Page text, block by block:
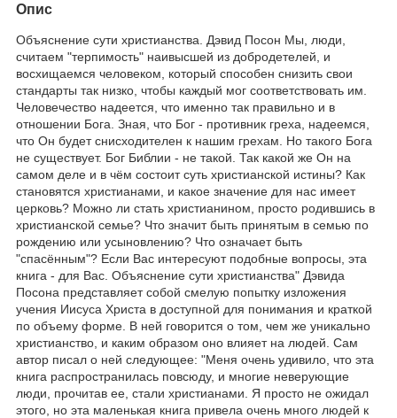
Опис
Объяснение сути христианства. Дэвид Посон Мы, люди,
считаем "терпимость" наивысшей из добродетелей, и
восхищаемся человеком, который способен снизить свои
стандарты так низко, чтобы каждый мог соответствовать им.
Человечество надеется, что именно так правильно и в
отношении Бога. Зная, что Бог - противник греха, надеемся,
что Он будет снисходителен к нашим грехам. Но такого Бога
не существует. Бог Библии - не такой. Так какой же Он на
самом деле и в чём состоит суть христианской истины? Как
становятся христианами, и какое значение для нас имеет
церковь? Можно ли стать христианином, просто родившись в
христианской семье? Что значит быть принятым в семью по
рождению или усыновлению? Что означает быть
"спасённым"? Если Вас интересуют подобные вопросы, эта
книга - для Вас. Объяснение сути христианства" Дэвида
Посона представляет собой смелую попытку изложения
учения Иисуса Христа в доступной для понимания и краткой
по объему форме. В ней говорится о том, чем же уникально
христианство, и каким образом оно влияет на людей. Сам
автор писал о ней следующее: "Меня очень удивило, что эта
книга распространилась повсюду, и многие неверующие
люди, прочитав ее, стали христианами. Я просто не ожидал
этого, но эта маленькая книга привела очень много людей к